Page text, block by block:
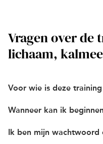
Vragen over de
lichaam,
Voor wie is deze
Wanneer kan ik
Ik ben mijn